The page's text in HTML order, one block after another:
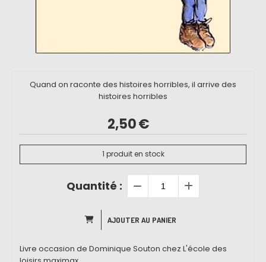
Quand on raconte des histoires horribles, il arrive des
histoires horribles
2,50€
1 produit en stock
Quantité :
AJOUTER AU PANIER
Livre occasion de Dominique Souton chez L'école des